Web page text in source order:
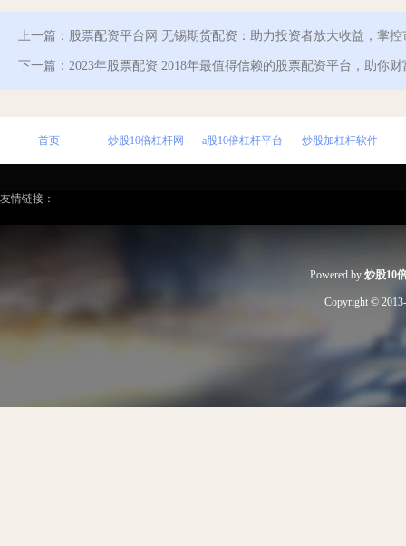
上一篇： 股票配资平台网 无锡期货配资：助力投资者放大收益，掌控
下一篇： 2023年股票配资 2018年最值得信赖的股票配资平台，助你
首页 炒股10倍杠杆网 a股10倍杠杆平台 炒股加杠杆软件
友情链接：
Powered by 炒股10
Copyright ©